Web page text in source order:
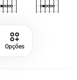
Opções